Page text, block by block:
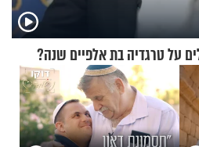
על טרגדיה בת אלפיים שנה?